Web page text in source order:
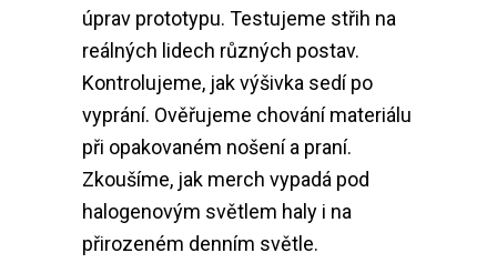
úprav prototypu. Testujeme střih na
reálných lidech různých postav.
Kontrolujeme, jak výšivka sedí po
vyprání. Ověřujeme chování materiálu
při opakovaném nošení a praní.
Zkoušíme, jak merch vypadá pod
halogenovým světlem haly i na
přirozeném denním světle.